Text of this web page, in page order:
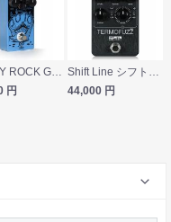
JONNY ROCK GEAR Jojo Cake ギターエフェクター
円
44,000 円